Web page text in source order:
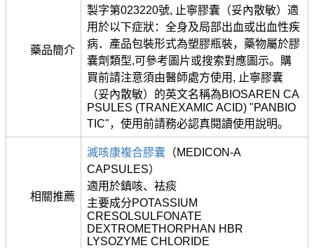
藥品簡介
製字第023220號, 止寧膠囊（妥內散敏）適
用於以下症狀：全身及局部出血或出血性疾
病．產品包裝形式為塑膠瓶裝，藥物屬於膠
囊劑類型,可參考圖片或搜索對應圖示。購
買前請注意須由醫師處方使用, 止寧膠囊
（妥內散敏）的英文名稱為BIOSAREN CA
PSULES (TRANEXAMIC ACID) "PANBIO
TIC"，使用前請務必認真閱讀使用說明。
相關推薦
滅咳康複合膠囊 （MEDICON-A
CAPSULES）
適用於鎮咳、袪痰
主要成分POTASSIUM
CRESOLSULFONATE
DEXTROMETHORPHAN HBR
LYSOZYME CHLORIDE